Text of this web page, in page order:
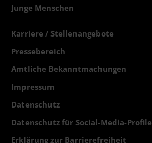
Junge Menschen
Karriere / Stellenangebote
Pressebereich
Amtliche Bekanntmachungen
Impressum
Datenschutz
Datenschutz für Social-Media-Profile
Erklärung zur Barrierefreiheit